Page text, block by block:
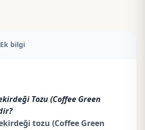
Ek bilgi
Tozu (Coffee Green
tozu (Coffee Green